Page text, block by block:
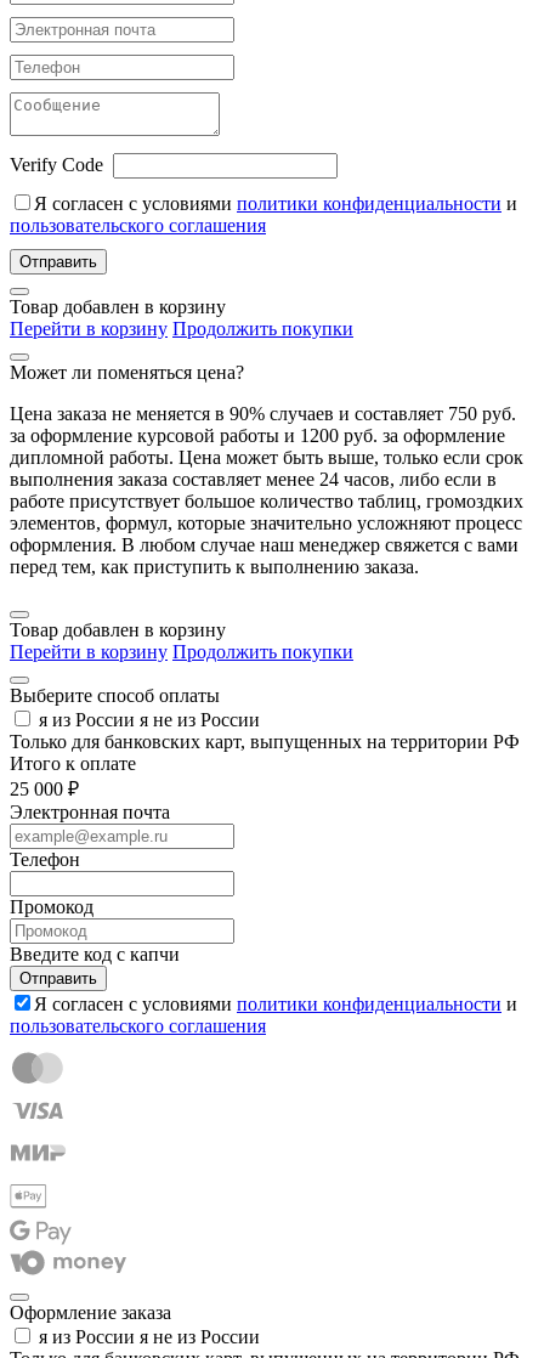
Verify Code
Я согласен с условиями политики конфиденциальности и
пользовательского соглашения
Отправить
Товар добавлен в корзину
Перейти в корзину Продолжить покупки
Может ли поменяться цена?
Цена заказа не меняется в 90% случаев и составляет 750 руб.
за оформление курсовой работы и 1200 руб. за оформление
дипломной работы. Цена может быть выше, только если срок
выполнения заказа составляет менее 24 часов, либо если в
работе присутствует большое количество таблиц, громоздких
элементов, формул, которые значительно усложняют процесс
оформления. В любом случае наш менеджер свяжется с вами
перед тем, как приступить к выполнению заказа.
Товар добавлен в корзину
Перейти в корзину Продолжить покупки
Выберите способ оплаты
я из России я не из России
Только для банковских карт, выпущенных на территории РФ
Итого к оплате
25 000 ₽
Электронная почта
Телефон
Промокод
Введите код с капчи
Отправить
Я согласен с условиями политики конфиденциальности и
пользовательского соглашения
Оформление заказа
я из России я не из России